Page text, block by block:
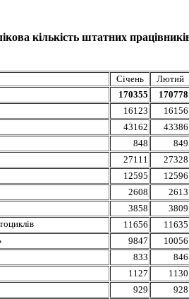
кількість штатних
Січень Лютий
170355
170778
16123
16156
43162
43386
848
849
27111
27328
12595
12596
2608
2613
3858
3809
11656
11635
9847
10056
833
846
1127
1130
929
928